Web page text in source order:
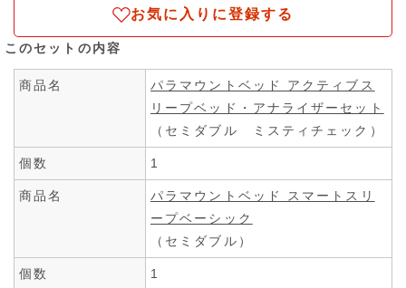
お気に入りに登録する
このセットの内容
商品名
パラマウントベッド アクティブス
リープベッド・アナライザーセット
（セミダブル ミスティチェック）
個数 1
商品名
パラマウントベッド スマートスリ
ープベーシック
（セミダブル）
個数 1